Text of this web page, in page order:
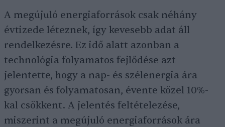
A megújuló energiaforrások csak néhány
évtizede léteznek, így kevesebb adat áll
rendelkezésre. Ez idő alatt azonban a
technológia folyamatos fejlődése azt
jelentette, hogy a nap- és szélenergia ára
gyorsan és folyamatosan, évente közel 10%-
kal csökkent. A jelentés feltételezése,
miszerint a megújuló energiaforrások ára